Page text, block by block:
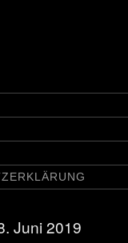
Juni 2019